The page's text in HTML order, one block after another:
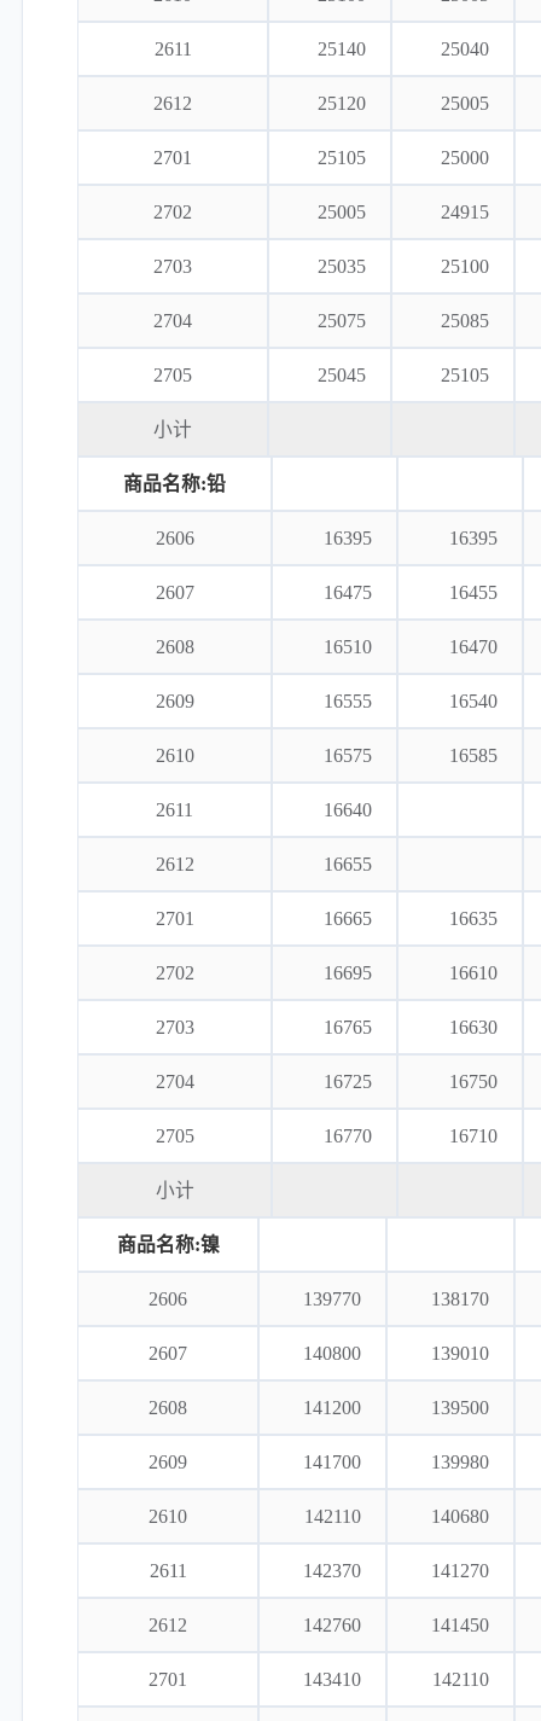
2611 25140 25040
2612 25120 25005
2701 25105 25000
2702 25005 24915
2703 25035 25100
2704 25075 25085
2705 25045 25105
小计
商品名称:铅
2606 16395 16395
2607 16475 16455
2608 16510 16470
2609 16555 16540
2610 16575 16585
2611 16640
2612 16655
2701 16665 16635
2702 16695 16610
2703 16765 16630
2704 16725 16750
2705 16770 16710
小计
商品名称:镍
2606 139770 138170
2607 140800 139010
2608 141200 139500
2609 141700 139980
2610 142110 140680
2611 142370 141270
2612 142760 141450
2701 143410 142110